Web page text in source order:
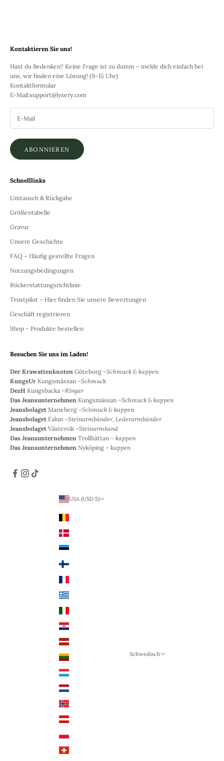
Kontaktieren Sie uns!
Hast du Bedenken? Keine Frage ist zu dumm – melde dich einfach bei
uns, wir finden eine Lösung! (9–15 Uhr)
Kontaktformular
E-Mail:support@lyxery.com
ABONNIEREN
Schnelllinks
Umtausch & Rückgabe
Größentabelle
Gravur
Unsere Geschichte
FAQ – Häufig gestellte Fragen
Nutzungsbedingungen
Rückerstattungsrichtlinie
Trustpilot – Hier finden Sie unsere Bewertungen
Geschäft registrieren
Shop – Produkte bestellen
Besuchen Sie uns im Laden!
Der Krawattenknoten Göteborg –Schmuck & kappen
KungsUr Kungsmässan –Schmuck
DezH Kungsbacka –RIngar
Das Jeansunternehmen Kungsmässan –Schmuck & kappen
Jeansbolaget Marieberg –Schmuck & kappen
Jeansbolaget Falun –Steinarmbänder, Lederarmbänder
Jeansbolaget Västervik –Steinarmband
Das Jeansunternehmen Trollhättan – kappen
Das Jeansunternehmen Nyköping – kappen
USA (USD $)
Dänemark (DKK)
Estland (EUR €)
Finnland (EUR €)
Griechenland (EUR €)
Kroatien (EUR €)
Lettland (EUR €)
Litauen (EUR €)
Luxemburg (EUR €)
Niederlande (EUR €)
Norwegen (NOK)
Österreich (EUR €)
Polen (PLN)
Schwedisch